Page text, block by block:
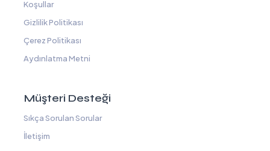
Koşullar
Gizlilik Politikası
Çerez Politikası
Aydınlatma Metni
Müşteri Desteği
Sıkça Sorulan Sorular
İletişim